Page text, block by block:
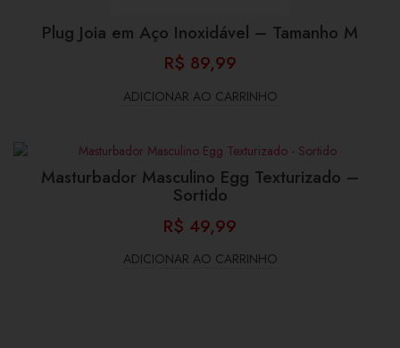
Plug Joia em Aço Inoxidável – Tamanho M
R$ 89,99
ADICIONAR AO CARRINHO
Masturbador Masculino Egg Texturizado –
Sortido
R$ 49,99
ADICIONAR AO CARRINHO